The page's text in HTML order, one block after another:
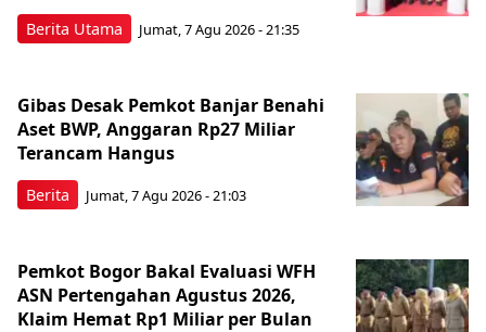
Berita Utama Jumat, 7 Agu 2026 - 21:35
Berita
Gibas Desak Pemkot Banjar Benahi
Aset BWP, Anggaran Rp27 Miliar
Terancam Hangus
Jumat, 7 Agu 2026 - 21:03
Pemkot Bogor Bakal Evaluasi WFH
ASN Pertengahan Agustus 2026,
Klaim Hemat Rp1 Miliar per Bulan